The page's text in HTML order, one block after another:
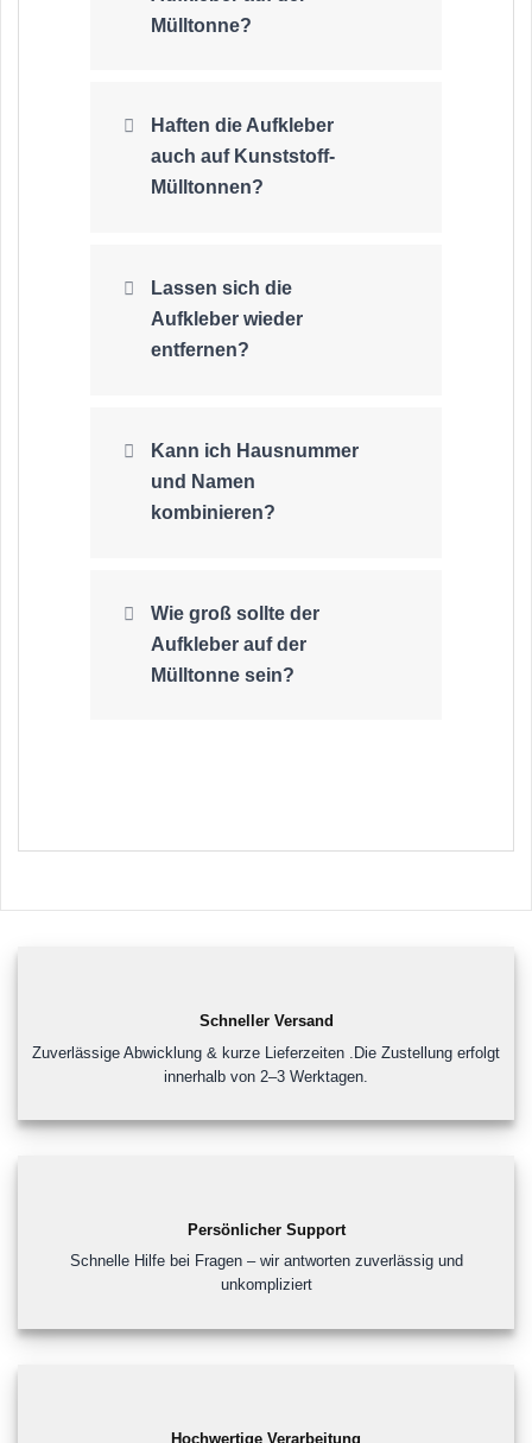
Mülltonne?
Haften die Aufkleber
auch auf Kunststoff-
Mülltonnen?
Lassen sich die
Aufkleber wieder
entfernen?
Kann ich Hausnummer
und Namen
kombinieren?
Wie groß sollte der
Aufkleber auf der
Mülltonne sein?
Schneller Versand
Zuverlässige Abwicklung & kurze Lieferzeiten .Die Zustellung erfolgt
innerhalb von 2–3 Werktagen.
Persönlicher Support
Schnelle Hilfe bei Fragen – wir antworten zuverlässig und
unkompliziert
Hochwertige Verarbeitung